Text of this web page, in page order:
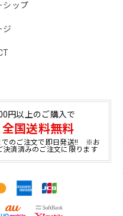
シップ
ジ
円以上のご購入で
全国送料無料
でのご注文で即日発送!! ※お
決済済みのご注文に限ります